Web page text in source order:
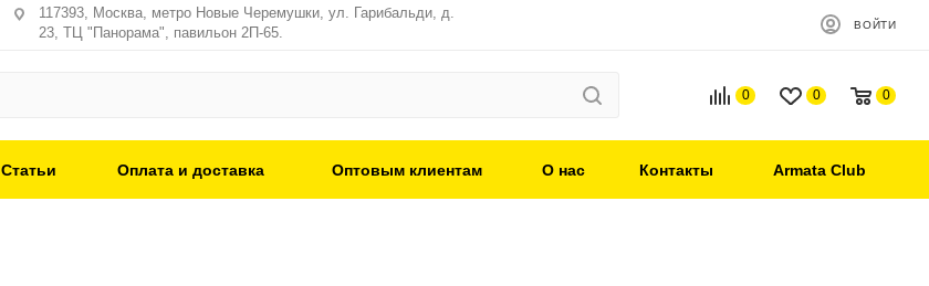
117393, Москва, метро Новые Черемушки, ул. Гарибальди, д.
23, ТЦ "Панорама", павильон 2П-65.
ВОЙТИ
0 0 0
Статьи Оплата и доставка Оптовым клиентам О нас Контакты Armata Club